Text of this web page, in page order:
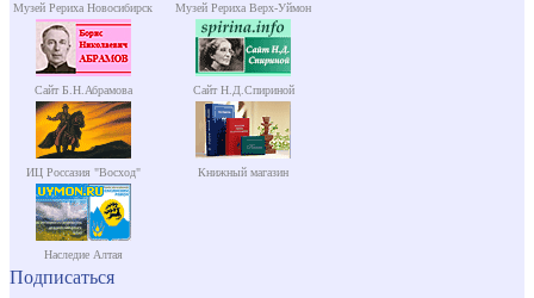
Музей Рериха Новосибирск Музей Рериха Верх-Уймон
Сайт Б.Н.Абрамова Сайт Н.Д.Спириной
ИЦ Россазия "Восход" Книжный магазин
Наследие Алтая
Подписаться